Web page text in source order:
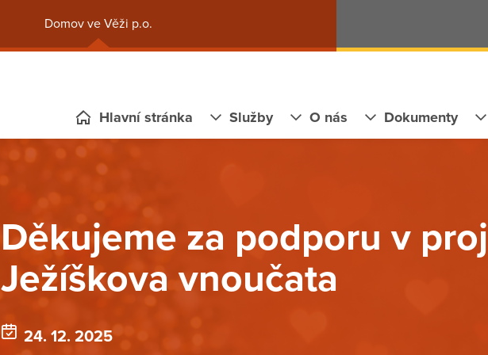
Domov ve Věži p.o.
Hlavní stránka Služby O nás Dokumenty
Děkujeme za podporu v
Ježíškova vnoučata
24. 12. 2025